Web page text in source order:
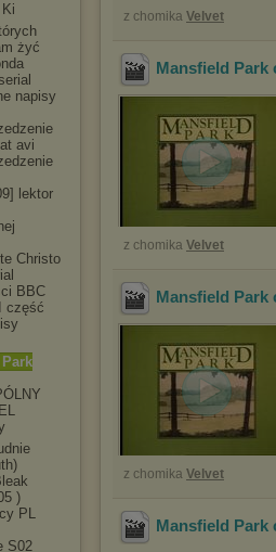
żyć
napisy
at avi
lektor
Christo
ci BBC
część
h)
)
y PL
S02
z chomika Velvet
Mansfield Park
z chomika Velvet
Mansfield Park
z chomika Velvet
Mansfield Park